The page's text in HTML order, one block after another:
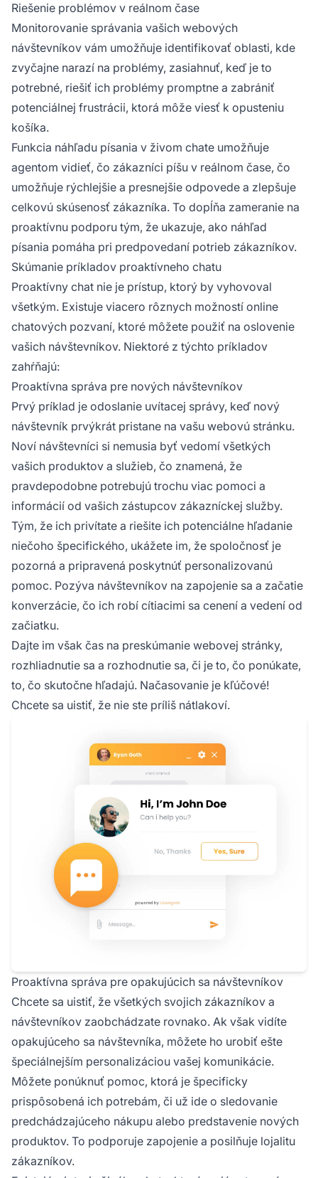
Riešenie problémov v reálnom čase
Monitorovanie správania vašich webových
návštevníkov vám umožňuje identifikovať oblasti, kde
zvyčajne narazí na problémy, zasiahnuť, keď je to
potrebné, riešiť ich problémy promptne a zabrániť
potenciálnej frustrácii, ktorá môže viesť k opusteniu
košíka.
Funkcia náhľadu písania v živom chate umožňuje
agentom vidieť, čo zákazníci píšu v reálnom čase, čo
umožňuje rýchlejšie a presnejšie odpovede a zlepšuje
celkovú skúsenosť zákazníka. To dopĺňa zameranie na
proaktívnu podporu tým, že ukazuje, ako náhľad
písania pomáha pri predpovedaní potrieb zákazníkov.
Skúmanie príkladov proaktívneho chatu
Proaktívny chat nie je prístup, ktorý by vyhovoval
všetkým. Existuje viacero rôznych možností online
chatových pozvaní, ktoré môžete použiť na oslovenie
vašich návštevníkov. Niektoré z týchto príkladov
zahŕňajú:
Proaktívna správa pre nových návštevníkov
Prvý príklad je odoslanie uvítacej správy, keď nový
návštevník prvýkrát pristane na vašu webovú stránku.
Noví návštevníci si nemusia byť vedomí všetkých
vašich produktov a služieb, čo znamená, že
pravdepodobne potrebujú trochu viac pomoci a
informácií od vašich zástupcov zákazníckej služby.
Tým, že ich privítate a riešite ich potenciálne hľadanie
niečoho špecifického, ukážete im, že spoločnosť je
pozorná a pripravená poskytnúť personalizovanú
pomoc. Pozýva návštevníkov na zapojenie sa a začatie
konverzácie, čo ich robí cítiacimi sa cenení a vedení od
začiatku.
Dajte im však čas na preskúmanie webovej stránky,
rozhliadnutie sa a rozhodnutie sa, či je to, čo ponúkate,
to, čo skutočne hľadajú. Načasovanie je kľúčové!
Chcete sa uistiť, že nie ste príliš nátlakoví.
Proaktívna správa pre opakujúcich sa návštevníkov
Chcete sa uistiť, že všetkých svojich zákazníkov a
návštevníkov zaobchádzate rovnako. Ak však vidíte
opakujúceho sa návštevníka, môžete ho urobiť ešte
špeciálnejším personalizáciou vašej komunikácie.
Môžete ponúknuť pomoc, ktorá je špecificky
prispôsobená ich potrebám, či už ide o sledovanie
predchádzajúceho nákupu alebo predstavenie nových
produktov. To podporuje zapojenie a posilňuje lojalitu
zákazníkov.